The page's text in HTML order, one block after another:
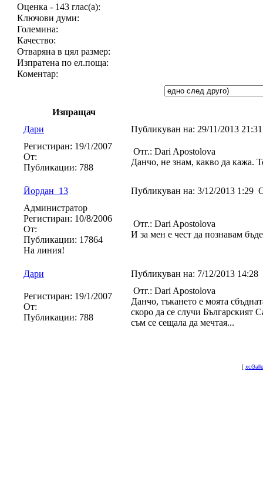
Оценка - 143 глас(а):
Ключови думи:
Големина:
Качество:
Отваряна в цял размер:
Изпратена по ел.поща:
Коментар:
Изпращач
Дари
Публикуван на: 29/11/2013
Регистиран: 19/1/2007
От:
Публикации: 788
Отг.: Dari Apostolova
Данчо, не знам, какво да кажа.
Йордан_13 Публикуван на: 3/12/2013 1:29
Администратор
Регистиран: 10/8/2006
От:
Публикации: 17864
На линия!
Отг.: Dari Apostolova
И за мен е чест да познавам
Дари Публикуван на: 7/12/2013 14:28
Регистиран: 19/1/2007
От:
Публикации: 788
Отг.: Dari Apostolova
Данчо, тъкането е моята
скоро да се случи Българският
съм се сещала да мечтая...
[